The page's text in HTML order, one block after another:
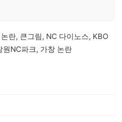
란, 큰그림, NC 다이노스, KBO
원NC파크, 가창 논란